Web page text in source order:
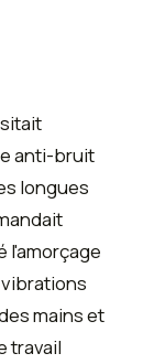
anti-bruit
longues
l'amorçage
mains et
travail